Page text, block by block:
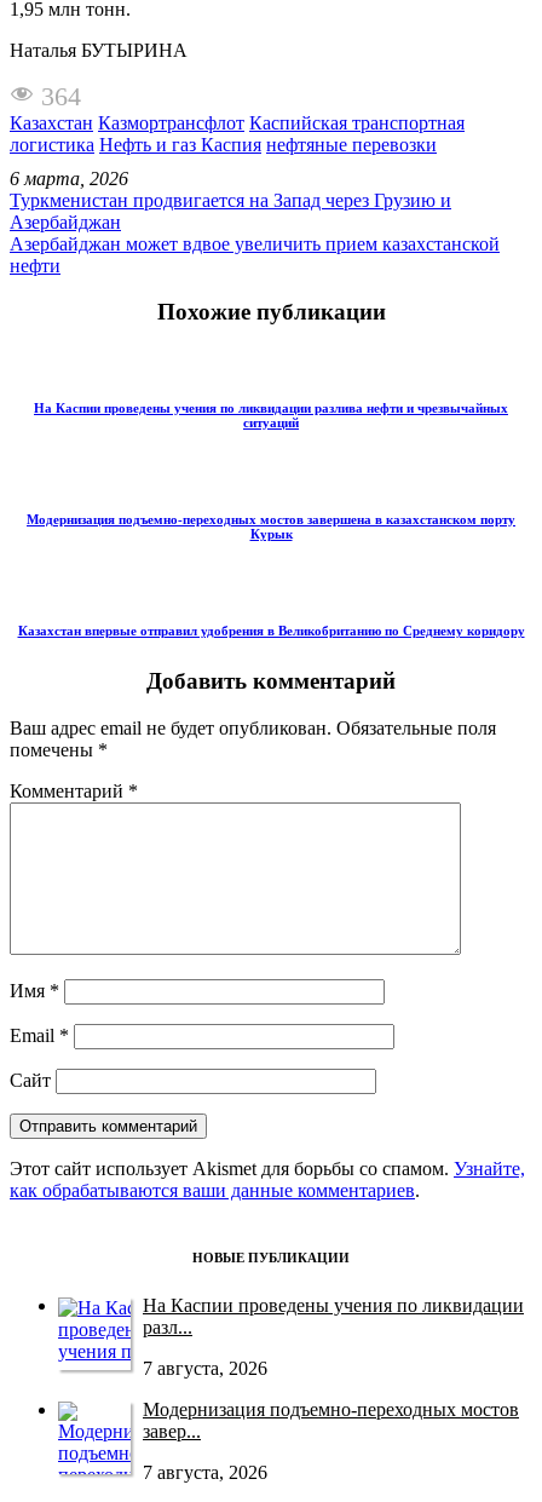
1,95 млн тонн.
Наталья БУТЫРИНА
364
Казахстан Казмортрансфлот Каспийская транспортная
логистика Нефть и газ Каспия нефтяные перевозки
6 марта, 2026
Туркменистан продвигается на Запад через Грузию и
Азербайджан
Азербайджан может вдвое увеличить прием казахстанской
нефти
Похожие публикации
На Каспии проведены учения по ликвидации разлива нефти и чрезвычайных
ситуаций
Модернизация подъемно-переходных мостов завершена в казахстанском порту
Курык
Казахстан впервые отправил удобрения в Великобританию по Среднему коридору
Добавить комментарий
Ваш адрес email не будет опубликован. Обязательные поля
помечены *
Комментарий *
Имя *
Email *
Сайт
Этот сайт использует Akismet для борьбы со спамом. Узнайте,
как обрабатываются ваши данные комментариев.
НОВЫЕ ПУБЛИКАЦИИ
На Каспии проведены учения по ликвидации
разл...
7 августа, 2026
Модернизация подъемно-переходных мостов
завер...
7 августа, 2026